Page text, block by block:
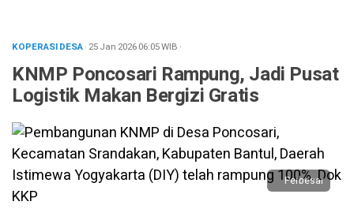
KOPERASI DESA· 25 Jan 202606:05WIB ·
KNMP Poncosari Rampung, Jadi Pusat
Logistik Makan Bergizi Gratis
Perbesar